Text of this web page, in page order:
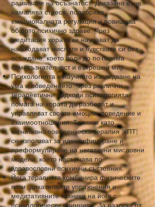
развиване на осъзнатост. Доказано е, че
намалява стреса, подобрява
емоционалната регулация и повишава
общото психично здраве. Чрез
медитация хората се научават да
наблюдават мислите и чувствата си без
осъждане, което води до по-голяма
самосъзнателност и вътрешен мир.
Психологията е научното изследване на
ума и поведението. Чрез различни
терапевтични подходи психологията
помага на хората да разберат и
управляват своите емоции, поведение и
взаимоотношения. Техники като
когнитивно-поведенческа терапия (КПТ)
се използват за идентифициране и
преформулиране на негативни мисловни
модели, което насърчава по-
здравословни психични състояния.
Йога терапията комбинира физическите
пози, дихателните упражнения и
медитативните техники на йога с
психологически принципи. За разлика от